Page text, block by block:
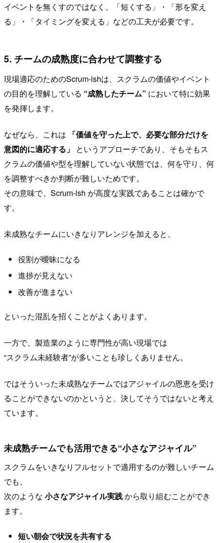
イベントを無くすのではなく、「短くする」・「形を変え
る」・「タイミングを変える」などの工夫が必要です。
5. チームの成熟度に合わせて調整する
現場適応のためのScrum-ishは、スクラムの価値やイベント
の目的を理解している “成熟したチーム” において特に効果
を発揮します。
なぜなら、これは
「価値を守った上で、必要な部分だけを
意図的に適応する」
というアプローチであり、そもそもス
クラムの価値や型を理解していない状態では、何を守り、何
を調整すべきか判断が難しいためです。
その意味で、Scrum-ish が高度な実践であることは確かで
す。
未成熟なチームにいきなりアレンジを加えると、
役割が曖昧になる
進捗が見えない
改善が進まない
といった混乱を招くことがよくあります。
一方で、製造業のように専門性が高い現場では
“スクラム未経験者”が多いことも珍しくありません。
ではそういった未成熟なチームではアジャイルの恩恵を受け
ることができないのかというと、決してそうではないと考え
ています。
未成熟チームでも活用できる“小さなアジャイル”
スクラムをいきなりフルセットで適用するのが難しいチーム
でも、
次のような 小さなアジャイル実践から取り組むことができ
ます。
短い朝会で状況を共有する